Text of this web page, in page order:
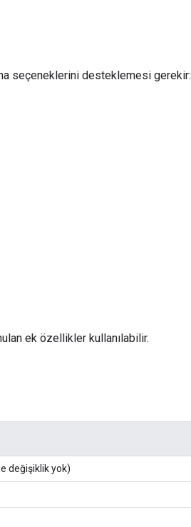
seçeneklerini desteklemesi gerekir:
ek özellikler kullanılabilir.
değişiklik yok)